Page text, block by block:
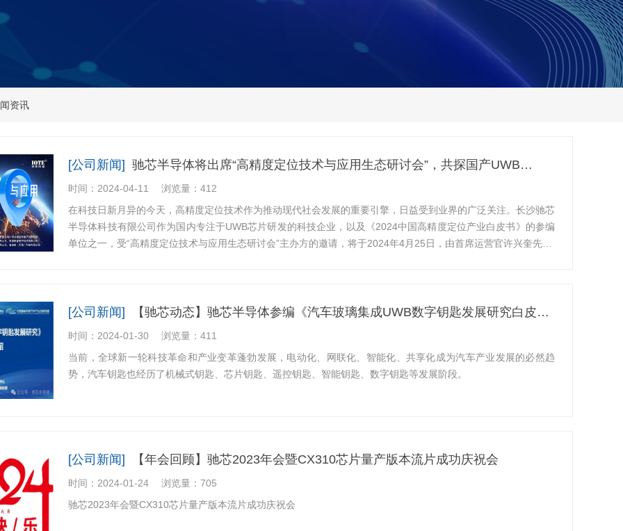
资讯
[公司新闻] 驰芯半导体将出席“高精度定位技术与应用生态研讨会”，共探国产UWB…
时间：2024-04-11
浏览量：412
在科技日新月异的今天，高精度定位技术作为推动现代社会发展的重要引擎，日益受到业界的广泛关注。长沙驰芯
半导体科技有限公司作为国内专注于UWB芯片研发的科技企业，以及《2024中国高精度定位产业白皮书》的参编
单位之一，受“高精度定位技术与应用生态研讨会”主办方的邀请，将于2024年4月25日，由首席运营官许兴奎先…
[公司新闻] 【驰芯动态】驰芯半导体参编《汽车玻璃集成UWB数字钥匙发展研究白皮…
时间：2024-01-30
浏览量：411
当前，全球新一轮科技革命和产业变革蓬勃发展，电动化、网联化、智能化、共享化成为汽车产业发展的必然趋
势，汽车钥匙也经历了机械式钥匙、芯片钥匙、遥控钥匙、智能钥匙、数字钥匙等发展阶段。
[公司新闻] 【年会回顾】驰芯2023年会暨CX310芯片量产版本流片成功庆祝会
时间：2024-01-24
浏览量：705
驰芯2023年会暨CX310芯片量产版本流片成功庆祝会